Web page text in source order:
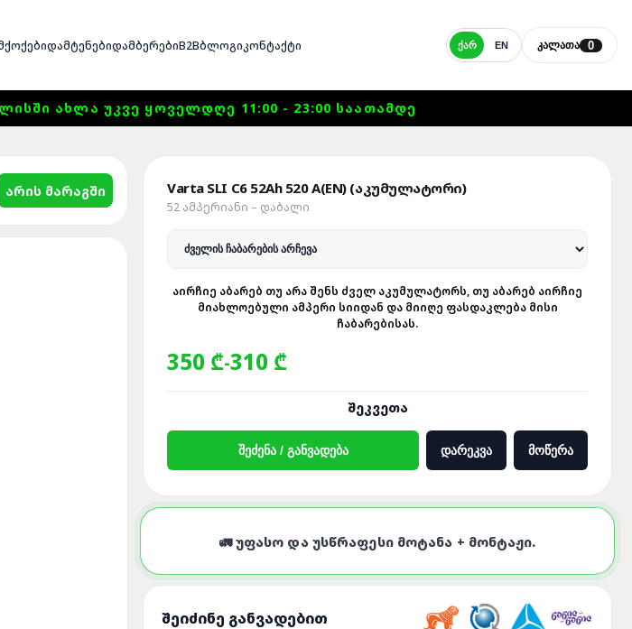
ᲓᲐᲛᲢᲔᲜᲔᲑᲘᲓᲐᲛᲑᲔᲠᲔᲑᲘB2BᲑᲚᲝᲒᲘᲙᲝᲜᲢᲐᲥᲢᲘ ᲥᲐᲠ EN ᲙᲐᲚᲐᲗᲐ 0
ᲐᲮᲚᲐ ᲣᲙᲕᲔ ᲧᲝᲕᲔᲚᲓᲦᲔ 11:00 - 23:00 ᲡᲐᲐᲗᲐᲛᲓᲔ
არის მარაგში Varta SLI C6 52Ah 520 A(EN) (აკუმულატორი)
52 ᲐᲛᲞᲔᲠᲘᲐᲜᲘ – ᲓᲐᲑᲐᲚᲘ
ᲐᲘᲠᲩᲘᲔ ᲐᲑᲐᲠᲔᲑ ᲗᲣ ᲐᲠᲐ ᲨᲔᲜᲡ ᲫᲕᲔᲚ ᲐᲙᲣᲛᲣᲚᲐᲢᲝᲠᲡ, ᲗᲣ ᲐᲑᲐᲠᲔᲑ ᲐᲘᲠᲩᲘᲔ
ᲛᲘᲐᲮᲚᲝᲔᲑᲣᲚᲘ ᲐᲛᲞᲔᲠᲘ ᲡᲘᲘᲓᲐᲜ ᲓᲐ ᲛᲘᲘᲦᲔ ᲤᲐᲡᲓᲐᲙᲚᲔᲑᲐ ᲛᲘᲡᲘ
ᲩᲐᲑᲐᲠᲔᲑᲘᲡᲐᲡ.
350 ₾-310 ₾
ᲨᲔᲙᲕᲔᲗᲐ
ᲨᲔᲫᲔᲜᲐ / ᲒᲐᲜᲕᲐᲓᲔᲑᲐ ᲓᲐᲠᲔᲙᲕᲐ ᲛᲝᲬᲔᲠᲐ
🚛 ᲣᲤᲐᲡᲝ ᲓᲐ ᲣᲡᲬᲠᲐᲤᲔᲡᲘ ᲛᲝᲢᲐᲜᲐ + ᲛᲝᲜᲢᲐᲟᲘ.
ᲨᲔᲘᲫᲘᲜᲔ ᲒᲐᲜᲕᲐᲓᲔᲑᲘᲗ